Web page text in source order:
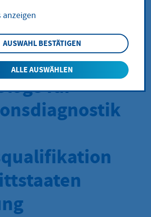
für
für
anzeigen
AUSWAHL BESTÄTIGEN
ALLE AUSWÄHLEN